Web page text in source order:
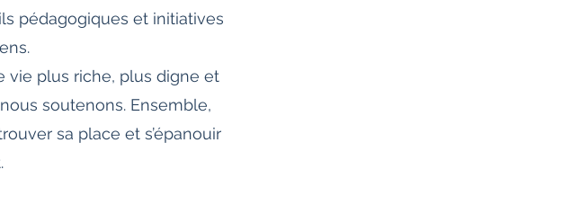
pédagogiques et initiatives
vie plus riche, plus digne et
soutenons. Ensemble,
sa place et s’épanouir